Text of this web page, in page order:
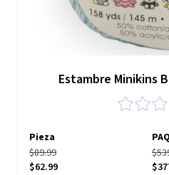
Estambre Minikins
Pieza
$89.99
$62.99